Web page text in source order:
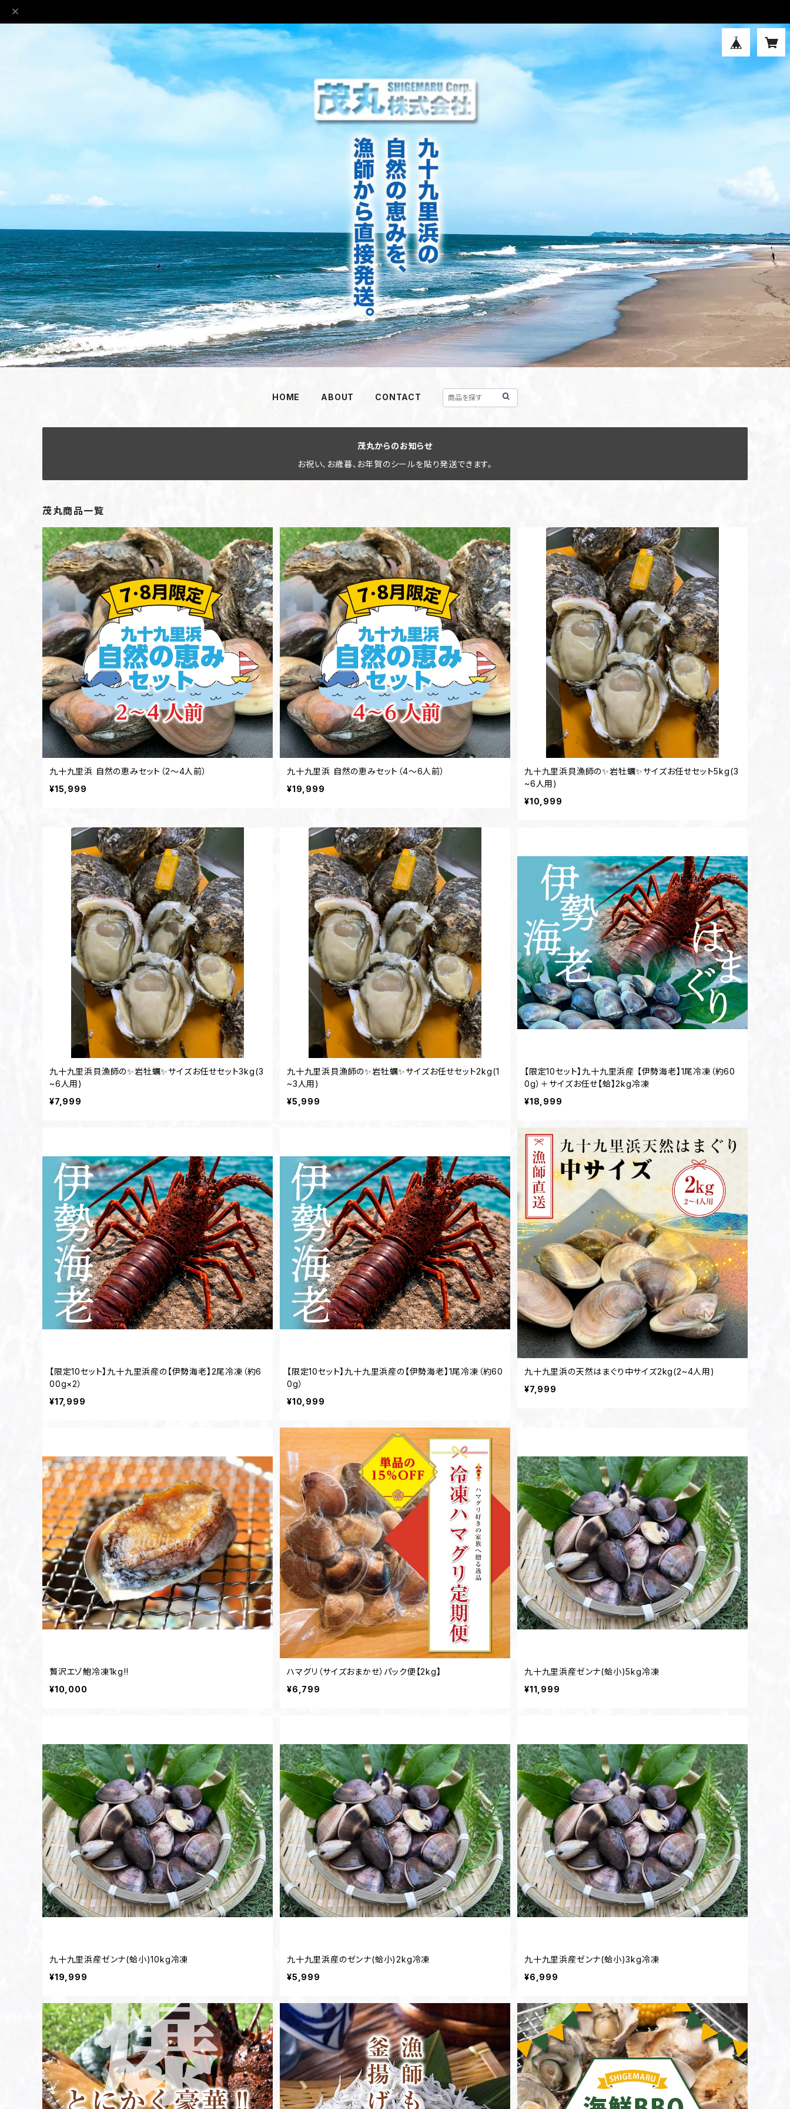
HOME ABOUT CONTACT
茂丸からのお知らせ
お祝い、お歳暮、お年賀のシールを貼り発送できます。
茂丸商品一覧
九十九里浜 自然の恵みセット（2〜4人前）
¥15,999
九十九里浜 自然の恵みセット（4〜6人前）
¥19,999
九十九里浜貝漁師の✨岩牡蠣✨サイズお任せセット5kg(3
~6人用)
¥10,999
九十九里浜貝漁師の✨岩牡蠣✨サイズお任せセット3kg(3
~6人用)
¥7,999
九十九里浜貝漁師の✨岩牡蠣✨サイズお任せセット2kg(1
~3人用)
¥5,999
【限定10セット】九十九里浜産 【伊勢海老】1尾冷凍（約60
0g）＋サイズお任せ【蛤】2kg冷凍
¥18,999
【限定10セット】九十九里浜産の【伊勢海老】2尾冷凍（約6
00g×2）
¥17,999
【限定10セット】九十九里浜産の【伊勢海老】1尾冷凍（約60
0g）
¥10,999
九十九里浜の天然はまぐり中サイズ2kg(2~4人用)
¥7,999
贅沢エゾ鮑冷凍1kg‼️
¥10,000
ハマグリ（サイズおまかせ）パック便【2kg】
¥6,799
九十九里浜産ゼンナ(蛤小)5kg冷凍
¥11,999
九十九里浜産ゼンナ(蛤小)10kg冷凍
¥19,999
九十九里浜産のゼンナ(蛤小)2kg冷凍
¥5,999
九十九里浜産ゼンナ(蛤小)3kg冷凍
¥6,999